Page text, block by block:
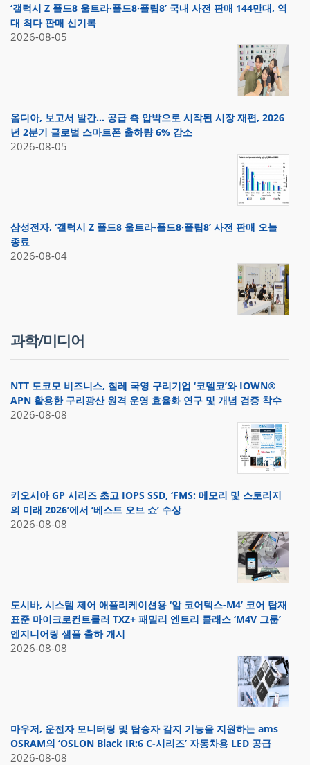
‘갤럭시 Z 폴드8 울트라·폴드8·플립8’ 국내 사전 판매 144만대, 역
대 최다 판매 신기록
2026-08-05
옴디아, 보고서 발간… 공급 측 압박으로 시작된 시장 재편, 2026
년 2분기 글로벌 스마트폰 출하량 6% 감소
2026-08-05
삼성전자, ‘갤럭시 Z 폴드8 울트라·폴드8·플립8’ 사전 판매 오늘
종료
2026-08-04
과학/미디어
NTT 도코모 비즈니스, 칠레 국영 구리기업 ‘코델코’와 IOWN®
APN 활용한 구리광산 원격 운영 효율화 연구 및 개념 검증 착수
2026-08-08
키오시아 GP 시리즈 초고 IOPS SSD, ‘FMS: 메모리 및 스토리지
의 미래 2026’에서 ‘베스트 오브 쇼’ 수상
2026-08-08
도시바, 시스템 제어 애플리케이션용 ‘암 코어텍스-M4’ 코어 탑재
표준 마이크로컨트롤러 TXZ+ 패밀리 엔트리 클래스 ‘M4V 그룹’
엔지니어링 샘플 출하 개시
2026-08-08
마우저, 운전자 모니터링 및 탑승자 감지 기능을 지원하는 ams
OSRAM의 ‘OSLON Black IR:6 C-시리즈’ 자동차용 LED 공급
2026-08-08